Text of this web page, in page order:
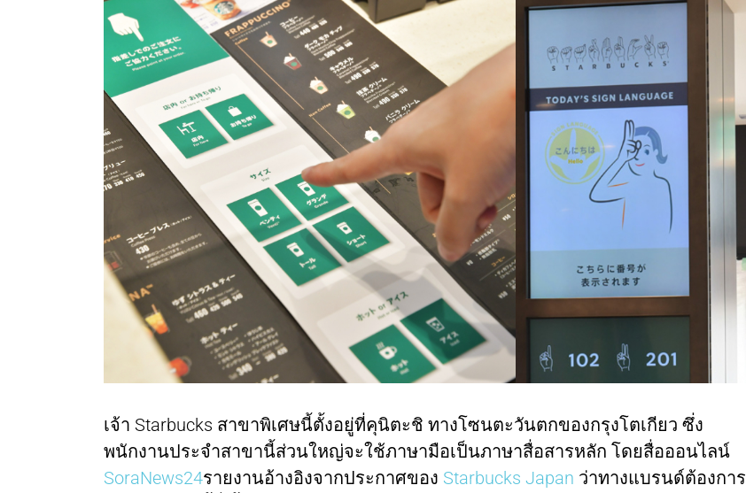
เจ้า Starbucks สาขาพิเศษนี้ตั้งอยู่ที่คุนิตะชิ ทางโซนตะวันตกของกรุงโตเกียว ซึ่ง
พนักงานประจำสาขานี้ส่วนใหญ่จะใช้ภาษามือเป็นภาษาสื่อสารหลัก โดยสื่อออนไลน์
SoraNews24รายงานอ้างอิงจากประกาศของ Starbucks Japan ว่าทางแบรนด์ต้องการ